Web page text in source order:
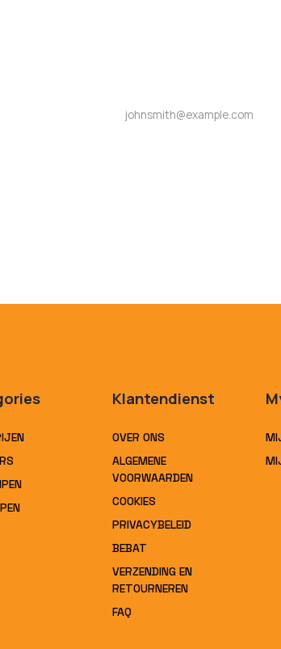
Klantendienst
OVER ONS
ALGEMENE
VOORWAARDEN
COOKIES
PRIVACYBELEID
BEBAT
VERZENDING EN
RETOURNEREN
FAQ